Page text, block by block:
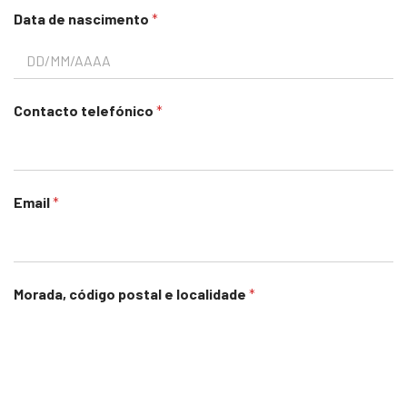
Data de nascimento *
Contacto telefónico *
Email*
Morada, código postal e localidade *